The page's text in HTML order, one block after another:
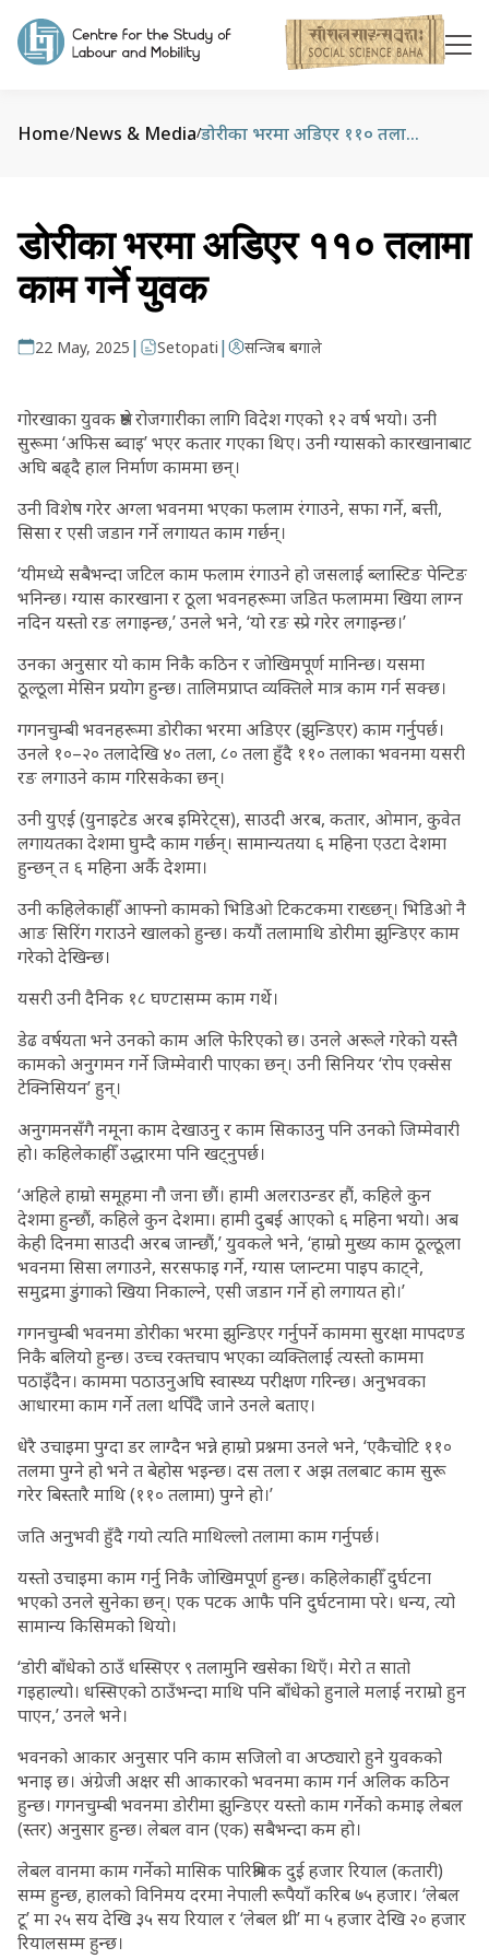
Home/News & Media/ डोरीका भरमा अडिएर ११० तलामा काम गर्ने युवक
डोरीका भरमा अडिएर ११० तलामा
काम गर्ने युवक
22 May, 2025 | Setopati | सन्जिब बगाले
गोरखाका युवक श्रेष्ठ रोजगारीका लागि विदेश गएको १२ वर्ष भयो। उनी
सुरूमा ‘अफिस ब्वाइ’ भएर कतार गएका थिए। उनी ग्यासको कारखानाबाट
अघि बढ्दै हाल निर्माण काममा छन्।
उनी विशेष गरेर अग्ला भवनमा भएका फलाम रंगाउने, सफा गर्ने, बत्ती,
सिसा र एसी जडान गर्ने लगायत काम गर्छन्।
‘यीमध्ये सबैभन्दा जटिल काम फलाम रंगाउने हो जसलाई ब्लास्टिङ पेन्टिङ
भनिन्छ। ग्यास कारखाना र ठूला भवनहरूमा जडित फलाममा खिया लाग्न
नदिन यस्तो रङ लगाइन्छ,’ उनले भने, ‘यो रङ स्प्रे गरेर लगाइन्छ।’
उनका अनुसार यो काम निकै कठिन र जोखिमपूर्ण मानिन्छ। यसमा
ठूल्ठूला मेसिन प्रयोग हुन्छ। तालिमप्राप्त व्यक्तिले मात्र काम गर्न सक्छ।
गगनचुम्बी भवनहरूमा डोरीका भरमा अडिएर (झुन्डिएर) काम गर्नुपर्छ।
उनले १०–२० तलादेखि ४० तला, ८० तला हुँदै ११० तलाका भवनमा यसरी
रङ लगाउने काम गरिसकेका छन्।
उनी युएई (युनाइटेड अरब इमिरेट्स), साउदी अरब, कतार, ओमान, कुवेत
लगायतका देशमा घुम्दै काम गर्छन्। सामान्यतया ६ महिना एउटा देशमा
हुन्छन् त ६ महिना अर्कै देशमा।
उनी कहिलेकाहीँ आफ्नो कामको भिडिओ टिकटकमा राख्छन्। भिडिओ नै
आङ सिरिंग गराउने खालको हुन्छ। कयौं तलामाथि डोरीमा झुन्डिएर काम
गरेको देखिन्छ।
यसरी उनी दैनिक १८ घण्टासम्म काम गर्थे।
डेढ वर्षयता भने उनको काम अलि फेरिएको छ। उनले अरूले गरेको यस्तै
कामको अनुगमन गर्ने जिम्मेवारी पाएका छन्। उनी सिनियर ‘रोप एक्सेस
टेक्निसियन’ हुन्।
अनुगमनसँगै नमूना काम देखाउनु र काम सिकाउनु पनि उनको जिम्मेवारी
हो। कहिलेकाहीँ उद्धारमा पनि खट्नुपर्छ।
‘अहिले हाम्रो समूहमा नौ जना छौं। हामी अलराउन्डर हौं, कहिले कुन
देशमा हुन्छौं, कहिले कुन देशमा। हामी दुबई आएको ६ महिना भयो। अब
केही दिनमा साउदी अरब जान्छौं,’ युवकले भने, ‘हाम्रो मुख्य काम ठूल्ठूला
भवनमा सिसा लगाउने, सरसफाइ गर्ने, ग्यास प्लान्टमा पाइप काट्ने,
समुद्रमा डुंगाको खिया निकाल्ने, एसी जडान गर्ने हो लगायत हो।’
गगनचुम्बी भवनमा डोरीका भरमा झुन्डिएर गर्नुपर्ने काममा सुरक्षा मापदण्ड
निकै बलियो हुन्छ। उच्च रक्तचाप भएका व्यक्तिलाई त्यस्तो काममा
पठाइँदैन। काममा पठाउनुअघि स्वास्थ्य परीक्षण गरिन्छ। अनुभवका
आधारमा काम गर्ने तला थपिँदै जाने उनले बताए।
धेरै उचाइमा पुग्दा डर लाग्दैन भन्ने हाम्रो प्रश्नमा उनले भने, ‘एकैचोटि ११०
तलमा पुग्ने हो भने त बेहोस भइन्छ। दस तला र अझ तलबाट काम सुरू
गरेर बिस्तारै माथि (११० तलामा) पुग्ने हो।’
जति अनुभवी हुँदै गयो त्यति माथिल्लो तलामा काम गर्नुपर्छ।
यस्तो उचाइमा काम गर्नु निकै जोखिमपूर्ण हुन्छ। कहिलेकाहीँ दुर्घटना
भएको उनले सुनेका छन्। एक पटक आफै पनि दुर्घटनामा परे। धन्य, त्यो
सामान्य किसिमको थियो।
‘डोरी बाँधेको ठाउँ धस्सिएर ९ तलामुनि खसेका थिएँ। मेरो त सातो
गइहाल्यो। धस्सिएको ठाउँभन्दा माथि पनि बाँधेको हुनाले मलाई नराम्रो हुन
पाएन,’ उनले भने।
भवनको आकार अनुसार पनि काम सजिलो वा अप्ठ्यारो हुने युवकको
भनाइ छ। अंग्रेजी अक्षर सी आकारको भवनमा काम गर्न अलिक कठिन
हुन्छ। गगनचुम्बी भवनमा डोरीमा झुन्डिएर यस्तो काम गर्नेको कमाइ लेबल
(स्तर) अनुसार हुन्छ। लेबल वान (एक) सबैभन्दा कम हो।
लेबल वानमा काम गर्नेको मासिक पारिश्रमिक दुई हजार रियाल (कतारी)
सम्म हुन्छ, हालको विनिमय दरमा नेपाली रूपैयाँ करिब ७५ हजार। ‘लेबल
टू’ मा २५ सय देखि ३५ सय रियाल र ‘लेबल थ्री’ मा ५ हजार देखि २० हजार
रियालसम्म हुन्छ।